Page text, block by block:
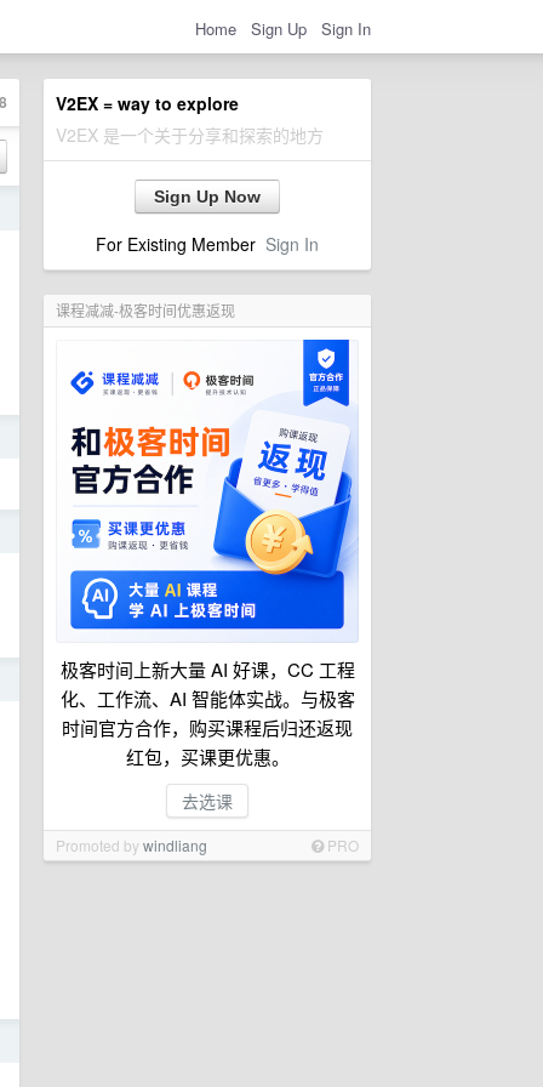
Home Sign Up Sign In
V2EX = way to explore
V2EX 是一个关于分享和探索的地方
Sign Up Now
For Existing Member Sign In
课程减减-极客时间优惠返现
极客时间上新大量 AI 好课，CC 工程
化、工作流、AI 智能体实战。与极客
时间官方合作，购买课程后归还返现
红包，买课更优惠。
去选课
Promoted bywindliang PRO